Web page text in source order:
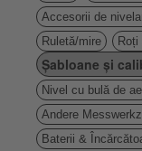
Accesorii de
Ruletă/mire
Șabloane și
Nivel cu bulă de
Andere
Baterii &